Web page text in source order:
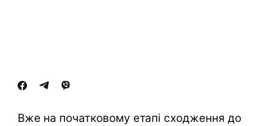
Вже на початковому етапі сходження до